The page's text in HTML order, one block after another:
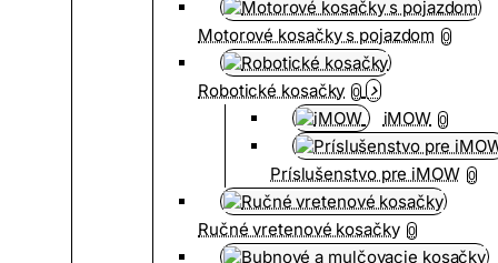
Motorové kosačky s pojazdom 0
Robotické kosačky 0
iMOW 0
Príslušenstvo pre iMOW 0
Ručné vretenové kosačky 0